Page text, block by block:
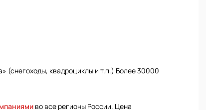
(снегоходы, квадроциклы и т.п.) Более 30000
во все регионы России. Цена